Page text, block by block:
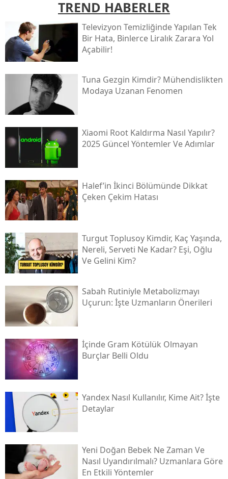
TREND HABERLER
Televizyon Temizliğinde Yapılan Tek
Bir Hata, Binlerce Liralık Zarara Yol
Açabilir!
Tuna Gezgin Kimdir? Mühendislikten
Modaya Uzanan Fenomen
Xiaomi Root Kaldırma Nasıl Yapılır?
2025 Güncel Yöntemler Ve Adımlar
Halef’in İkinci Bölümünde Dikkat
Çeken Çekim Hatası
Turgut Toplusoy Kimdir, Kaç Yaşında,
Nereli, Serveti Ne Kadar? Eşi, Oğlu
Ve Gelini Kim?
Sabah Rutiniyle Metabolizmayı
Uçurun: İşte Uzmanların Önerileri
İçinde Gram Kötülük Olmayan
Burçlar Belli Oldu
Yandex Nasıl Kullanılır, Kime Ait? İşte
Detaylar
Yeni Doğan Bebek Ne Zaman Ve
Nasıl Uyandırılmalı? Uzmanlara Göre
En Etkili Yöntemler